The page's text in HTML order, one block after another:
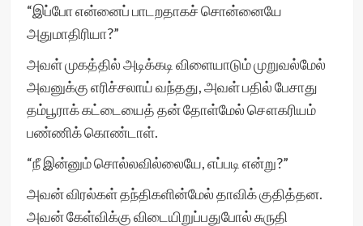
“இப்போ என்னைப் பாடறதாகச் சொன்னையே
அதுமாதிரியா?”
அவள் முகத்தில் அடிக்கடி விளையாடும் முறுவல்மேல்
அவனுக்கு எரிச்சலாய் வந்தது, அவள் பதில் பேசாது
தம்பூராக் கட்டையைத் தன் தோள்மேல் சௌகரியம்
பண்ணிக் கொண்டாள்.
“நீ இன்னும் சொல்லவில்லையே, எப்படி என்று?”
அவன் விரல்கள் தந்திகளின்மேல் தாவிக் குதித்தன.
அவன் கேள்விக்கு விடையிறுப்பதுபோல் சுருதி